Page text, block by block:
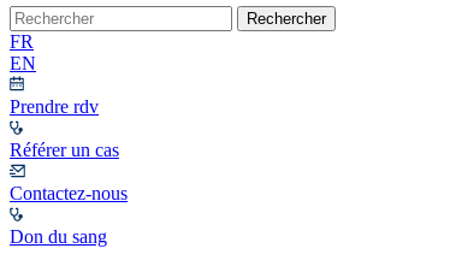
Rechercher
FR
EN
Prendre rdv
Référer un cas
Contactez-nous
Don du sang